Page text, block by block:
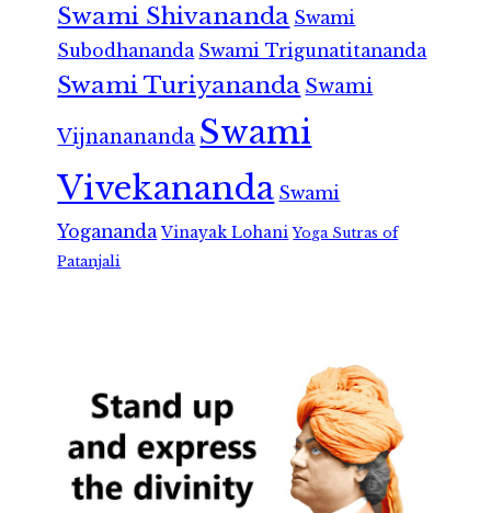
Swami Shivananda Swami
Subodhananda Swami Trigunatitananda
Swami Turiyananda Swami
Vijnanananda Swami
Vivekananda Swami
Yogananda Vinayak Lohani Yoga Sutras of
Patanjali